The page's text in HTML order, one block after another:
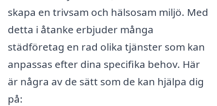
skapa en trivsam och hälsosam miljö. Med
detta i åtanke erbjuder många
städföretag en rad olika tjänster som kan
anpassas efter dina specifika behov. Här
är några av de sätt som de kan hjälpa dig
på: